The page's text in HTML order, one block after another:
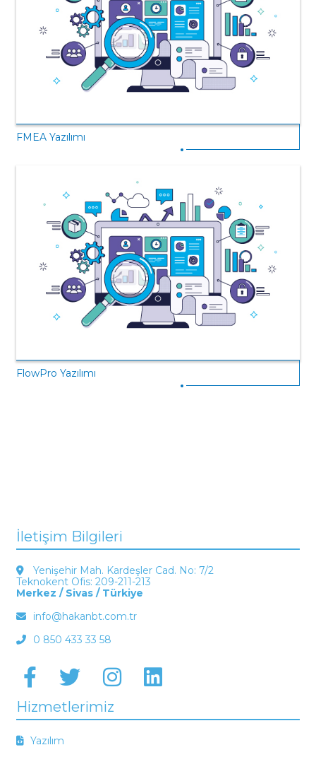
FMEA Yazılımı
FlowPro Yazılımı
İletişim Bilgileri
Yenişehir Mah. Kardeşler Cad. No: 7/2
Teknokent Ofis: 209-211-213
Merkez / Sivas / Türkiye
info@hakanbt.com.tr
0 850 433 33 58
Hizmetlerimiz
Yazılım